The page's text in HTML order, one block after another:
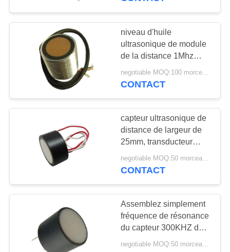
Disque
piézoélectrique
21
Tube
piézoélectrique
23
niveau d'huile
ultrasonique de module
de la distance 1Mhz
utilisé sous le réservoir
d'acier inoxydable
CONTACT
capteur ultrasonique de
distance de largeur de
25mm, transducteur
112KHz de niveau
ultrasonique
negotiable MOQ:50 morceaux/morceaux
CONTACT
Assemblez simplement
fréquence de résonance
du capteur 300KHZ de
distance d'ultrason la
negotiable MOQ:50 morceaux/morceaux